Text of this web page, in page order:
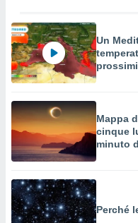
Un
Mappa
cinque
minuto
Perché